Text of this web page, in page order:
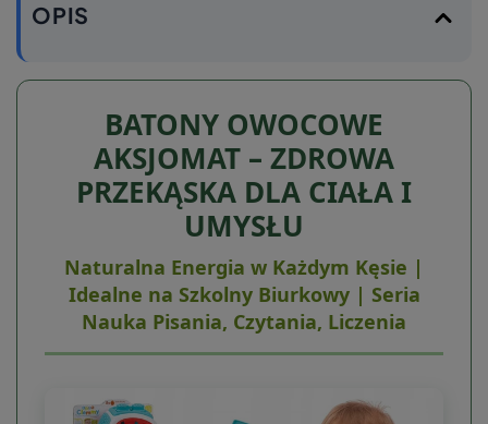
OPIS
BATONY OWOCOWE
AKSJOMAT – ZDROWA
PRZEKĄSKA DLA CIAŁA I
UMYSŁU
Naturalna Energia w Każdym Kęsie |
Idealne na Szkolny Biurkowy | Seria
Nauka Pisania, Czytania, Liczenia